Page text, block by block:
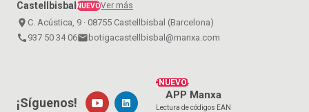
CastellbisbalNUEVOVer más
place C. Acústica, 9 · 08755 Castellbisbal (Barcelona)
call 937 50 34 06emailbotigacastellbisbal@manxa.com
¡NUEVO!
APP Manxa
Lectura de códigos EAN
¡Síguenos!